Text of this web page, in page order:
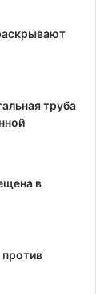
труба
в